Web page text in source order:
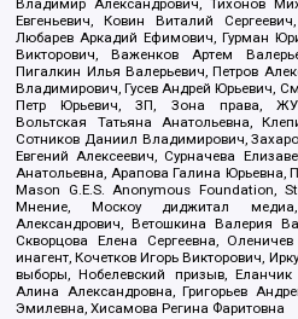
Владимир Александрович, Тихонов
Евгеньевич, Ковин Виталий
Любарев Аркадий Ефимович, Гурман
Викторович, Важенков Артем
Пигалкин Илья Валерьевич, Петров
Владимирович, Гусев Андрей Юрьевич,
Петр Юрьевич, ЗП, Зона права,
Вольтская Татьяна Анатольевна,
Сотников Даниил Владимирович,
Евгений Алексеевич, Сурначева
Анатольевна, Арапова Галина
Mason G.E.S. Anonymous Foundation,
Мнение, Москоу диджитал
Александрович, Ветошкина Валерия
Скворцова Елена Сергеевна,
инагент, Кочетков Игорь Викторович,
выборы, Нобелевский призыв, Еланчик
Алина Александровна, Григорьев
Эмилевна, Хисамова Регина Фаритовна